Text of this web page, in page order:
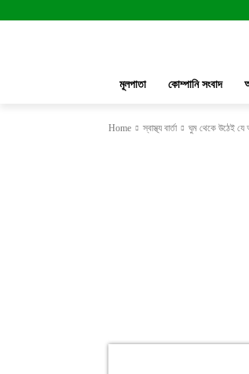
মূলপাতা কোম্পানি সংবাদ
Home স্বাস্থ্য বার্তা ঘুম থেকে উঠেই যে